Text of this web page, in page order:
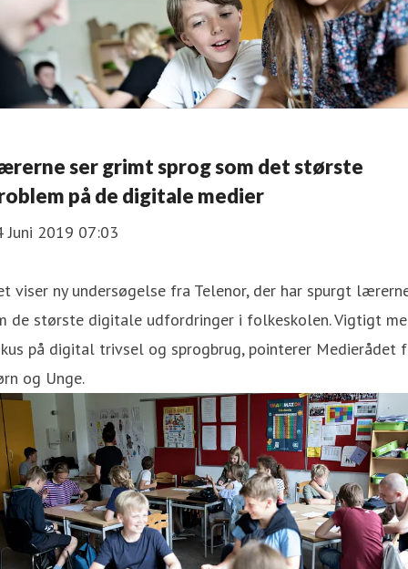
ser grimt sprog som det største
på de digitale medier
Juni 2019 07:03
viser ny undersøgelse fra Telenor, der har spurgt
de største digitale udfordringer i folkeskolen. Vigtigt
på digital trivsel og sprogbrug, pointerer Medierådet
og Unge.